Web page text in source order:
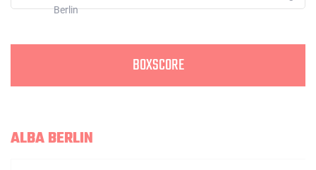
BOXSCORE
ALBA BERLIN